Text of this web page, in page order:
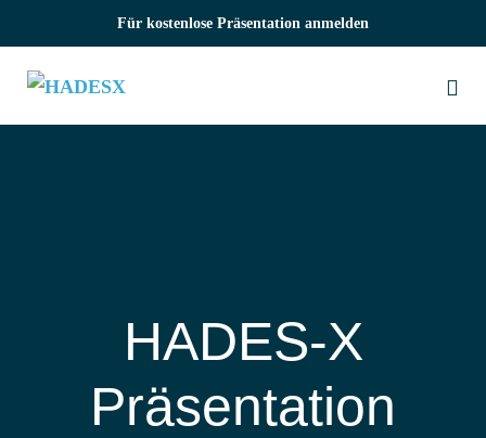
Inhalt
springen
Für kostenlose Präsentation anmelden
HADES‑X
Präsentation